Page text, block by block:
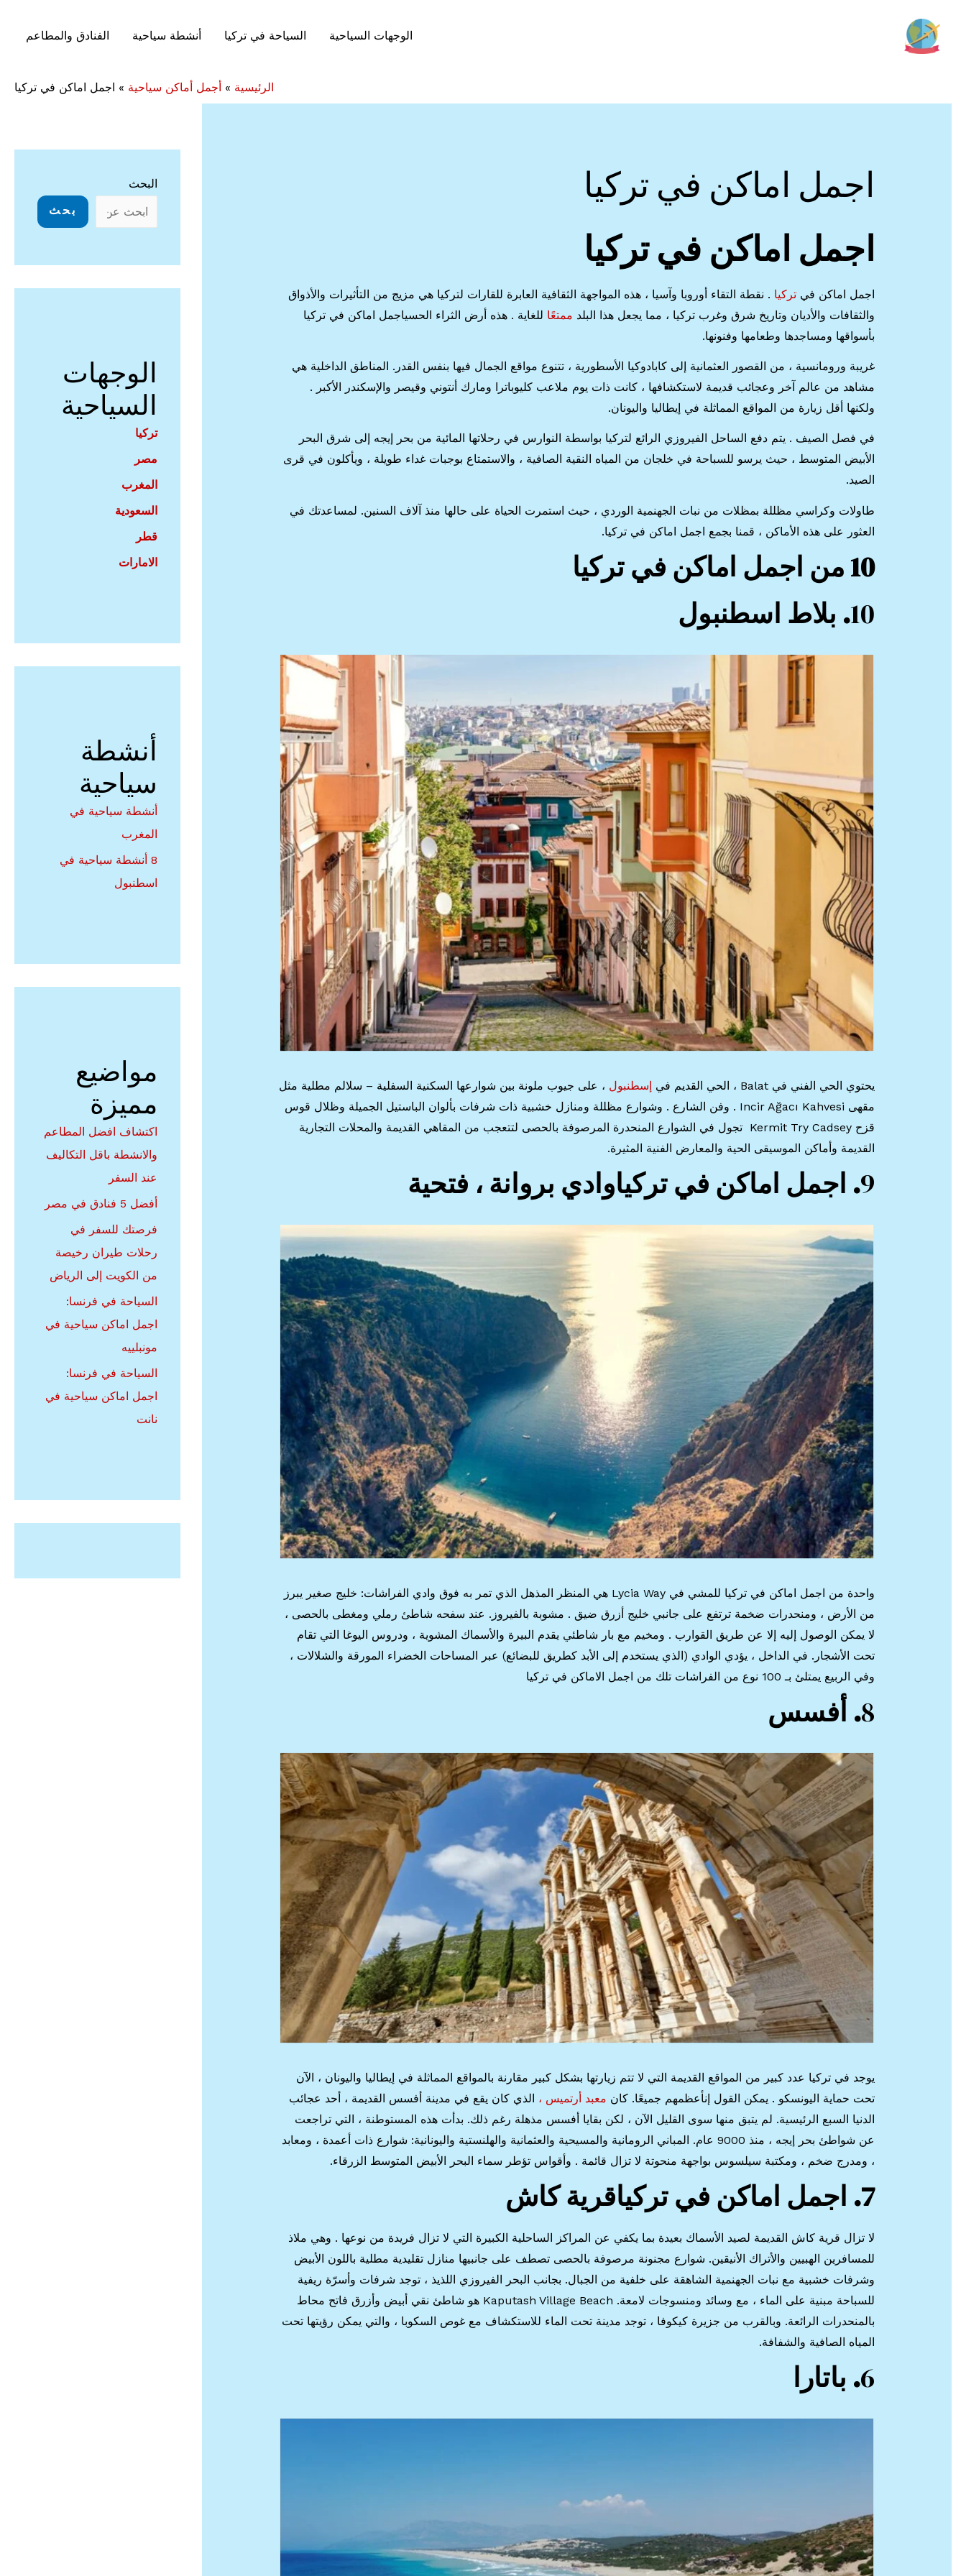
المحتوى
الوجهات السياحية السياحة في تركيا أنشطة سياحية الفنادق والمطاعم
الرئيسية » أجمل أماكن سياحية » اجمل اماكن في تركيا
اجمل اماكن في تركيا
اجمل اماكن في تركيا
اجمل اماكن في تركيا . نقطة التقاء أوروبا وآسيا ، هذه المواجهة الثقافية العابرة للقارات لتركيا هي مزيج من التأثيرات والأذواق
والثقافات والأديان وتاريخ شرق وغرب تركيا ، مما يجعل هذا البلد ممتعًا للغاية . هذه أرض الثراء الحسياجمل اماكن في تركيا
بأسواقها ومساجدها وطعامها وفنونها.
غريبة ورومانسية ، من القصور العثمانية إلى كابادوكيا الأسطورية ، تتنوع مواقع الجمال فيها بنفس القدر. المناطق الداخلية هي
مشاهد من عالم آخر وعجائب قديمة لاستكشافها ، كانت ذات يوم ملاعب كليوباترا ومارك أنتوني وقيصر والإسكندر الأكبر .
ولكنها أقل زيارة من المواقع المماثلة في إيطاليا واليونان.
في فصل الصيف . يتم دفع الساحل الفيروزي الرائع لتركيا بواسطة النوارس في رحلاتها المائية من بحر إيجه إلى شرق البحر
الأبيض المتوسط ​​، حيث يرسو للسباحة في خلجان من المياه النقية الصافية ، والاستمتاع بوجبات غداء طويلة ، ويأكلون في قرى
الصيد.
طاولات وكراسي مظللة بمظلات من نبات الجهنمية الوردي ، حيث استمرت الحياة على حالها منذ آلاف السنين. لمساعدتك في
العثور على هذه الأماكن ، قمنا بجمع اجمل اماكن في تركيا.
10 من
اجمل اماكن في تركيا
10. بلاط اسطنبول
يحتوي الحي الفني في Balat ، الحي القديم في إسطنبول ، على جيوب ملونة بين شوارعها السكنية السفلية – سلالم مطلية مثل
مقهى Incir Ağacı Kahvesi . وفن الشارع . وشوارع مظللة ومنازل خشبية ذات شرفات بألوان الباستيل الجميلة وظلال قوس
قزح Kermit Try Cadsey تجول في الشوارع المنحدرة المرصوفة بالحصى لتتعجب من المقاهي القديمة والمحلات التجارية
القديمة وأماكن الموسيقى الحية والمعارض الفنية المثيرة.
9. اجمل اماكن في تركياوادي بروانة ، فتحية
واحدة من اجمل اماكن في تركيا للمشي في Lycia Way هي المنظر المذهل الذي تمر به فوق وادي الفراشات: خليج صغير يبرز
من الأرض ، ومنحدرات ضخمة ترتفع على جانبي خليج أزرق ضيق . مشوبة بالفيروز. عند سفحه شاطئ رملي ومغطى بالحصى ،
لا يمكن الوصول إليه إلا عن طريق القوارب . ومخيم مع بار شاطئي يقدم البيرة والأسماك المشوية ، ودروس اليوغا التي تقام
تحت الأشجار. في الداخل ، يؤدي الوادي (الذي يستخدم إلى الأبد كطريق للبضائع) عبر المساحات الخضراء المورقة والشلالات ،
وفي الربيع يمتلئ بـ 100 نوع من الفراشات تلك من اجمل الاماكن في تركيا
8. أفسس
يوجد في تركيا عدد كبير من المواقع القديمة التي لا تتم زيارتها بشكل كبير مقارنة بالمواقع المماثلة في إيطاليا واليونان ، الآن
تحت حماية اليونسكو . يمكن القول إنأعظمهم جميعًا. كان معبد أرتميس ، الذي كان يقع في مدينة أفسس القديمة ، أحد عجائب
الدنيا السبع الرئيسية. لم يتبق منها سوى القليل الآن ، لكن بقايا أفسس مذهلة رغم ذلك. بدأت هذه المستوطنة ، التي تراجعت
عن شواطئ بحر إيجه ، منذ 9000 عام. المباني الرومانية والمسيحية والعثمانية والهلنستية واليونانية: شوارع ذات أعمدة ، ومعابد
، ومدرج ضخم ، ومكتبة سيلسوس بواجهة منحوتة لا تزال قائمة . وأقواس تؤطر سماء البحر الأبيض المتوسط ​​الزرقاء.
7. اجمل اماكن في تركياقرية كاش
لا تزال قرية كاش القديمة لصيد الأسماك بعيدة بما يكفي عن المراكز الساحلية الكبيرة التي لا تزال فريدة من نوعها . وهي ملاذ
للمسافرين الهبيين والأتراك الأنيقين. شوارع مجنونة مرصوفة بالحصى تصطف على جانبيها منازل تقليدية مطلية باللون الأبيض
وشرفات خشبية مع نبات الجهنمية الشاهقة على خلفية من الجبال. بجانب البحر الفيروزي اللذيذ ، توجد شرفات وأسرّة ريفية
للسباحة مبنية على الماء ، مع وسائد ومنسوجات لامعة. Kaputash Village Beach هو شاطئ نقي أبيض وأزرق فاتح محاط
بالمنحدرات الرائعة. وبالقرب من جزيرة كيكوفا ، توجد مدينة تحت الماء للاستكشاف مع غوص السكوبا ، والتي يمكن رؤيتها تحت
المياه الصافية والشفافة.
6. باتارا
البحث
بحث
الوجهات
السياحية
تركيا
مصر
المغرب
السعودية
قطر
الامارات
أنشطة
سياحية
أنشطة سياحية في
المغرب
8 أنشطة سياحية في
اسطنبول
مواضيع
مميزة
اكتشاف افضل المطاعم
والانشطة باقل التكاليف
عند السفر
أفضل 5 فنادق في مصر
فرصتك للسفر في
رحلات طيران رخيصة
من الكويت إلى الرياض
السياحة في فرنسا:
اجمل اماكن سياحية في
مونبلييه
السياحة في فرنسا:
اجمل اماكن سياحية في
نانت